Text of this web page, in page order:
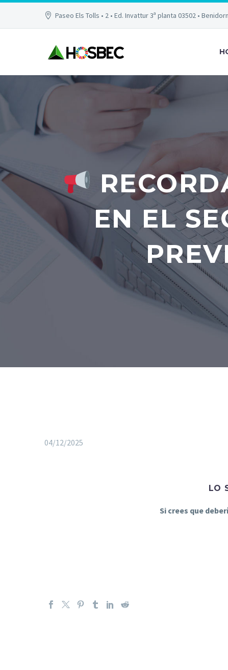
Paseo Els Tolls • 2 • Ed. Invattur 3ª planta 03502 •
EN EL
04/12/2025
LO
Si crees que